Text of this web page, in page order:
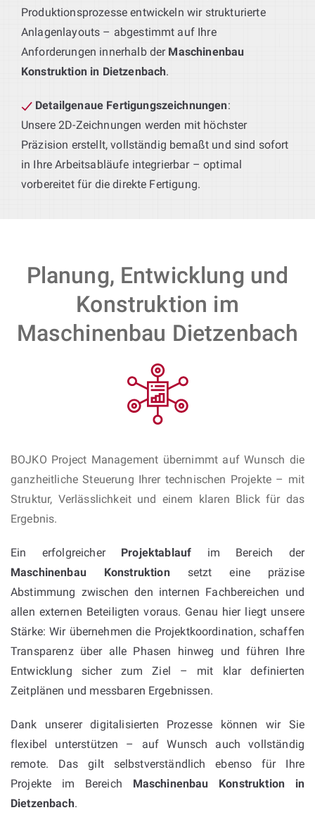
Produktionsprozesse entwickeln wir strukturierte
Anlagenlayouts – abgestimmt auf Ihre
Anforderungen innerhalb der Maschinenbau
Konstruktion in Dietzenbach.
Detailgenaue Fertigungszeichnungen:
Unsere 2D-Zeichnungen werden mit höchster
Präzision erstellt, vollständig bemaßt und sind sofort
in Ihre Arbeitsabläufe integrierbar – optimal
vorbereitet für die direkte Fertigung.
Planung, Entwicklung und
Konstruktion im
Maschinenbau Dietzenbach
BOJKO Project Management übernimmt auf Wunsch die
ganzheitliche Steuerung Ihrer technischen Projekte – mit
Struktur, Verlässlichkeit und einem klaren Blick für das
Ergebnis.
Ein erfolgreicher Projektablauf im Bereich der
Maschinenbau Konstruktionsetzt eine präzise
Abstimmung zwischen den internen Fachbereichen und
allen externen Beteiligten voraus. Genau hier liegt unsere
Stärke: Wir übernehmen die Projektkoordination, schaffen
Transparenz über alle Phasen hinweg und führen Ihre
Entwicklung sicher zum Ziel – mit klar definierten
Zeitplänen und messbaren Ergebnissen.
Dank unserer digitalisierten Prozesse können wir Sie
flexibel unterstützen – auf Wunsch auch vollständig
remote. Das gilt selbstverständlich ebenso für Ihre
Projekte im Bereich Maschinenbau Konstruktion in
Dietzenbach.